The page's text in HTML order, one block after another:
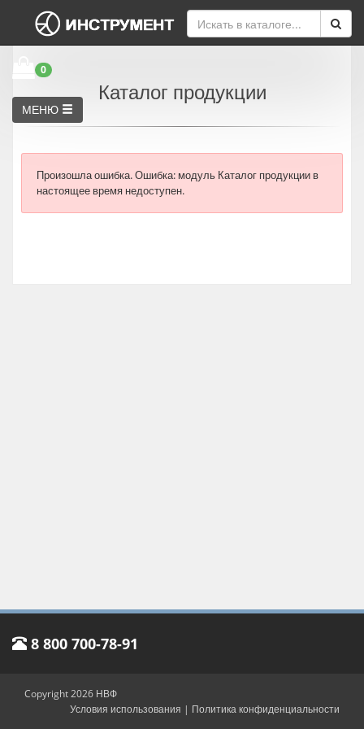
0
МЕНЮ
Каталог продукции
Произошла ошибка.Ошибка: модуль Каталог продукции в
настоящее время недоступен.
8 800 700-78-91
Copyright 2026 НВФ
Условия использования | Политика конфиденциальности